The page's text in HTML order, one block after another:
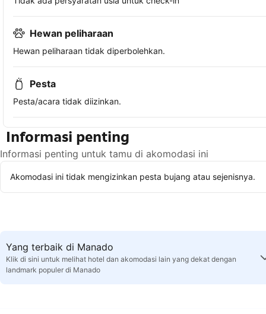
Hewan peliharaan
Hewan peliharaan tidak diperbolehkan.
Pesta
Pesta/acara tidak diizinkan.
Informasi penting
Informasi penting untuk tamu di akomodasi ini
Akomodasi ini tidak mengizinkan pesta bujang atau sejenisnya.
Yang terbaik di Manado
Klik di sini untuk melihat hotel dan akomodasi lain yang dekat dengan
landmark populer di Manado